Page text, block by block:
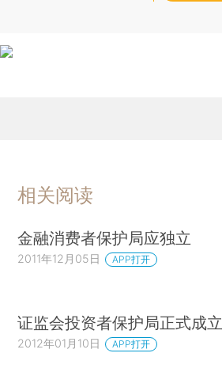
相关阅读
金融消费者保护局应独立
2011年12月05日 APP打开
证监会投资者保护局正式成立
2012年01月10日 APP打开